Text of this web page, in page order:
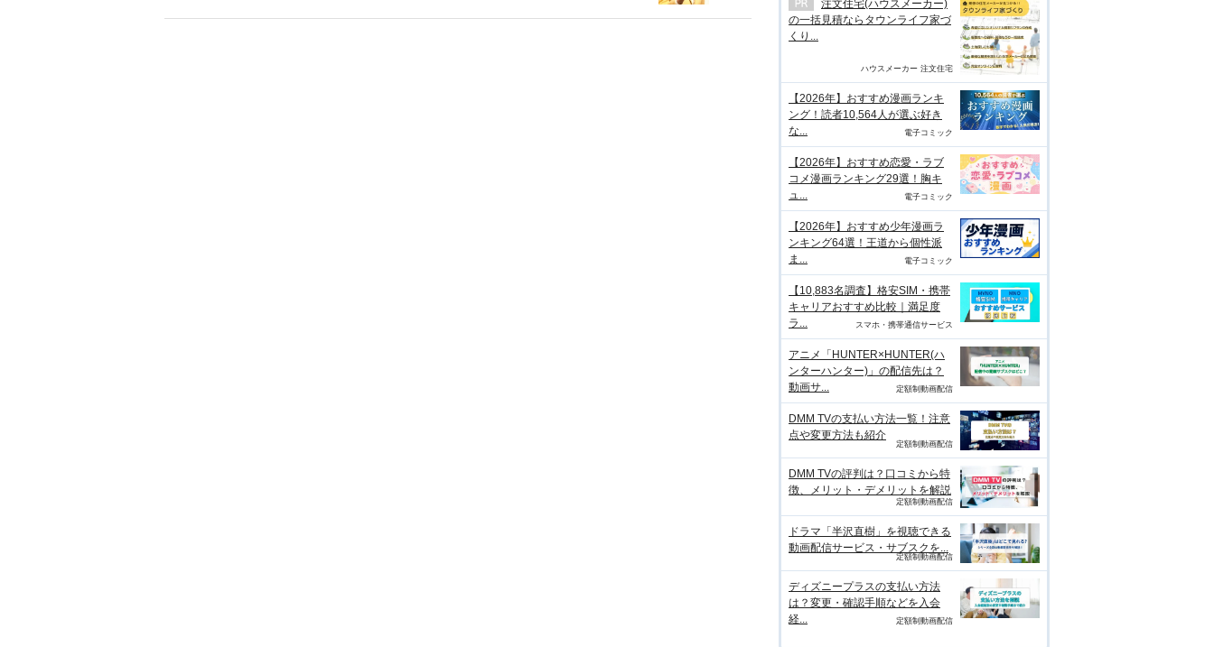
注文住宅(ハウスメーカー)
の一括見積ならタウンライフ家づ
くり...
ハウスメーカー 注文住宅
【2026年】おすすめ漫画ランキ
ング！読者10,564人が選ぶ好き
な...
電子コミック
【2026年】おすすめ恋愛・ラブ
コメ漫画ランキング29選！胸キ
ュ...
電子コミック
【2026年】おすすめ少年漫画ラ
ンキング64選！王道から個性派
ま...
電子コミック
【10,883名調査】格安SIM・携帯
キャリアおすすめ比較｜満足度
ラ...
スマホ・携帯通信サービス
アニメ「HUNTER×HUNTER(ハ
ンターハンター)」の配信先は？
動画サ...
定額制動画配信
DMM TVの支払い方法一覧！注意
点や変更方法も紹介
定額制動画配信
DMM TVの評判は？口コミから特
徴、メリット・デメリットを解説
定額制動画配信
ドラマ「半沢直樹」を視聴できる
動画配信サービス・サブスクを...
定額制動画配信
ディズニープラスの支払い方法
は？変更・確認手順などを入会
経...
定額制動画配信